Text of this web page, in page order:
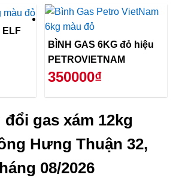
BÌNH GAS 6KG đỏ hiệu
PETROVIETNAM
350000₫
gas xám 12kg
Hưng Thuận 32,
08/2026